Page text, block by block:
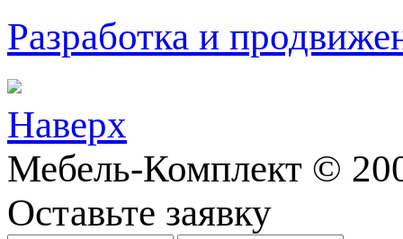
Разработка и
Наверх
Мебель-Комплект ©
Оставьте заявку